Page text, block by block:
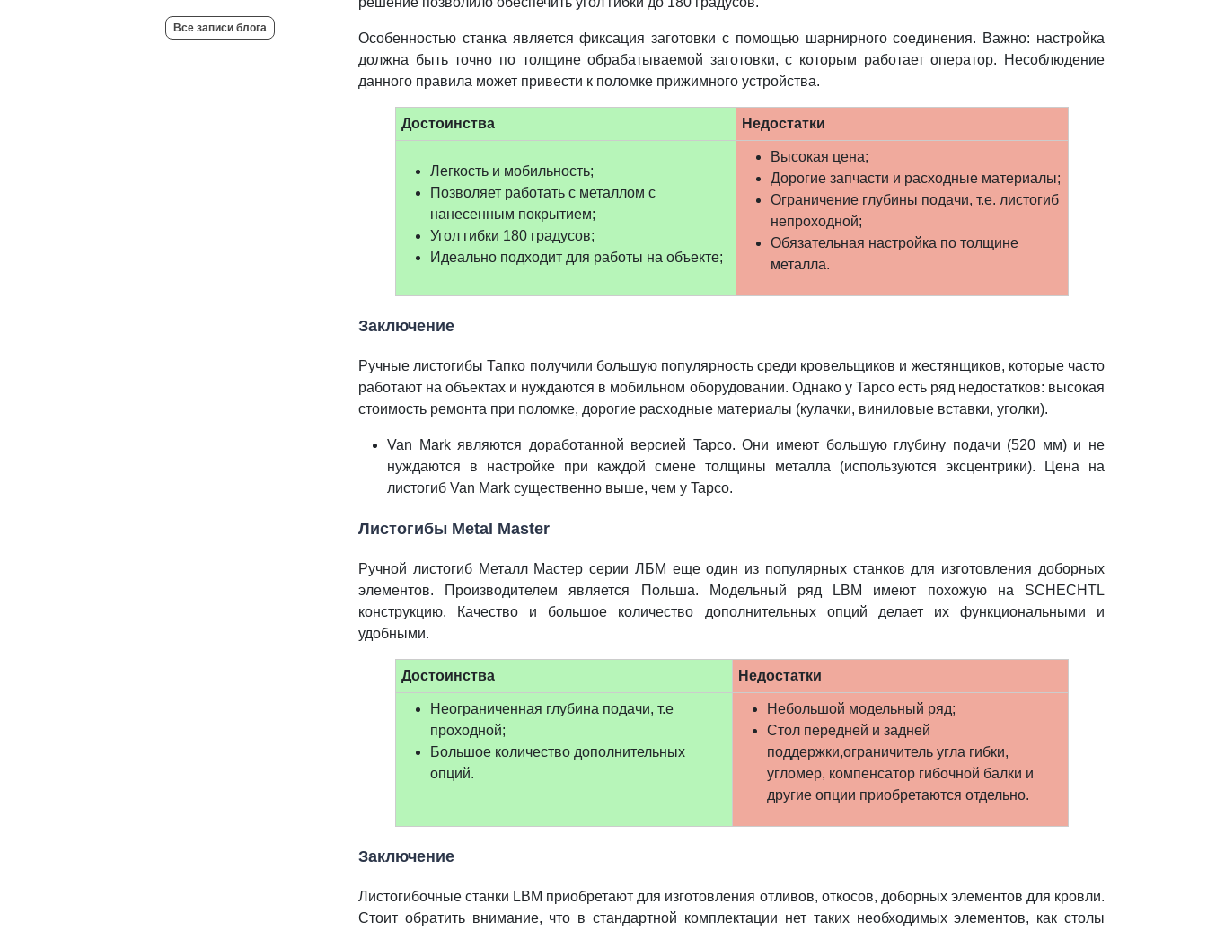
Все записи блога
Особенностью станка является фиксация заготовки с помощью шарнирного соединения. Важно: настройка
должна быть точно по толщине обрабатываемой заготовки, с которым работает оператор. Несоблюдение
данного правила может привести к поломке прижимного устройства.
Достоинства Недостатки
Легкость и мобильность;
Позволяет работать с металлом с
нанесенным покрытием;
Угол гибки 180 градусов;
Идеально подходит для работы на объекте;
Высокая цена;
Дорогие запчасти и расходные материалы;
Ограничение глубины подачи, т.е. листогиб
непроходной;
Обязательная настройка по толщине
металла.
Заключение
Ручные листогибы Тапко получили большую популярность среди кровельщиков и жестянщиков, которые часто
работают на объектах и нуждаются в мобильном оборудовании. Однако у Tapco есть ряд недостатков: высокая
стоимость ремонта при поломке, дорогие расходные материалы (кулачки, виниловые вставки, уголки).
Van Mark являются доработанной версией Tapco. Они имеют большую глубину подачи (520 мм) и не
нуждаются в настройке при каждой смене толщины металла (используются эксцентрики). Цена на
листогиб Van Mark существенно выше, чем у Tapco.
Листогибы Metal Master
Ручной листогиб Металл Мастер серии ЛБМ еще один из популярных станков для изготовления доборных
элементов. Производителем является Польша. Модельный ряд LBM имеют похожую на SCHECHTL
конструкцию. Качество и большое количество дополнительных опций делает их функциональными и
удобными.
Достоинства Недостатки
Неограниченная глубина подачи, т.е
проходной;
Большое количество дополнительных
опций.
Небольшой модельный ряд;
Стол передней и задней
поддержки,ограничитель угла гибки,
угломер, компенсатор гибочной балки и
другие опции приобретаются отдельно.
Заключение
Листогибочные станки LBM приобретают для изготовления отливов, откосов, доборных элементов для кровли.
Стоит обратить внимание, что в стандартной комплектации нет таких необходимых элементов, как столы